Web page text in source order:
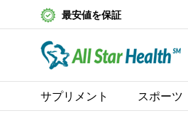
最安値を保証
サプリメント スポーツ